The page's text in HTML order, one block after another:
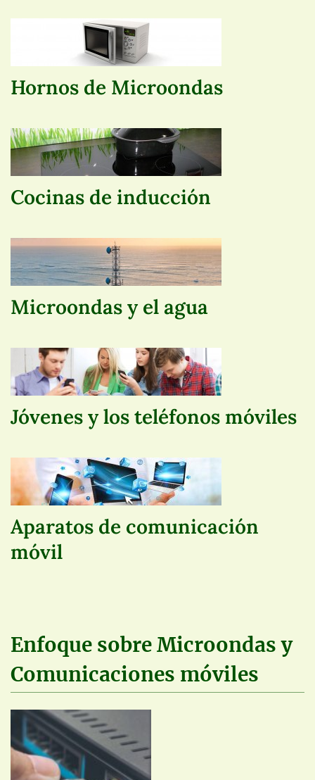
Hornos de Microondas
Cocinas de inducción
Microondas y el agua
Jóvenes y los teléfonos móviles
Aparatos de comunicación
móvil
Enfoque sobre Microondas y
Comunicaciones móviles